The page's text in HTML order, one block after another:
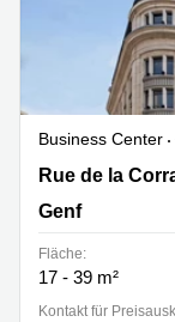
Business Center
Rue de la
Rue de la
Genf
Fläche:
17 - 39 m²
Kontakt für